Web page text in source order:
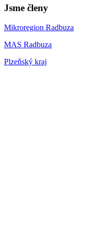
Jsme členy
Mikroregion Radbuza
MAS Radbuza
Plzeňský kraj